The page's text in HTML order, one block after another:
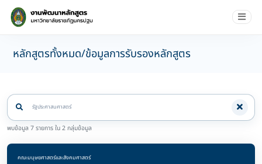
หลักสูตรทั้งหมด/ข้อมูลการรับรองหลักสูตร
พบข้อมูล 7 รายการ ใน 2 กลุ่มข้อมูล
คณะมนุษยศาสตร์และสังคมศาสตร์